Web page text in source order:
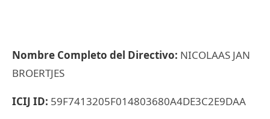
Nombre Completo del Directivo: NICOLAAS JAN
BROERTJES
ICIJ ID: 59F7413205F014803680A4DE3C2E9DAA